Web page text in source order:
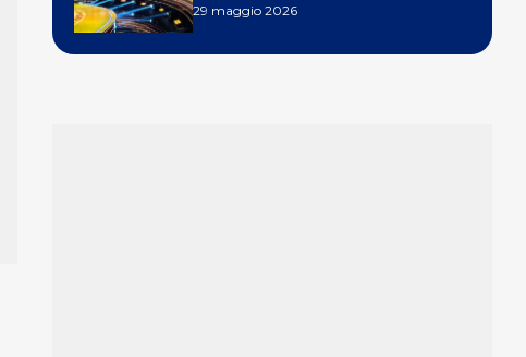
29 maggio 2026